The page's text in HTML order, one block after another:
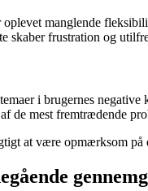
oplevet manglende
skaber frustration og
i brugernes
de mest fremtrædende
at være opmærksom på